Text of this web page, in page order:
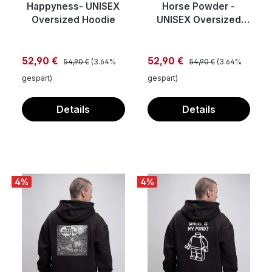
Happyness- UNISEX
Oversized Hoodie
Verkaufspreis:
52,90 € Regulärer Preis:
54,90 € (3.64%
gespart)
Details
Horse Powder -
UNISEX Oversized
Verkaufspreis:
52,90 € Regulärer Preis:
54,90 € (3.64%
gespart)
Details
4% 4%